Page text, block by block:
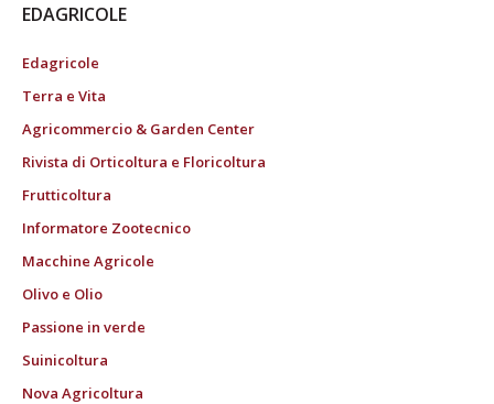
EDAGRICOLE
Edagricole
Terra e Vita
Agricommercio & Garden Center
Rivista di Orticoltura e Floricoltura
Frutticoltura
Informatore Zootecnico
Macchine Agricole
Olivo e Olio
Passione in verde
Suinicoltura
Nova Agricoltura